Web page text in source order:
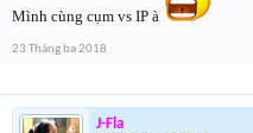
Mình cùng cụm vs IP à
23 Tháng ba 2018
J-Fla